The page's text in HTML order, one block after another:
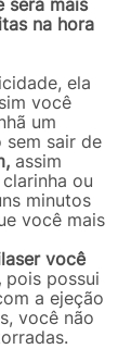
será mais
na hora
ela
você
um
sair de
assim
ou
minutos
você mais
você
pois possui
a ejeção
você não